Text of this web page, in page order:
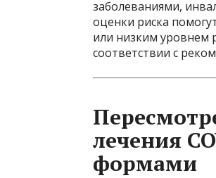
заболеваниями,
оценки риска
или низким уровнем
соответствии с
лечения
формами